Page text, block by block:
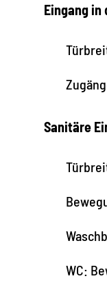
Eingang
Sanitäre
WC: